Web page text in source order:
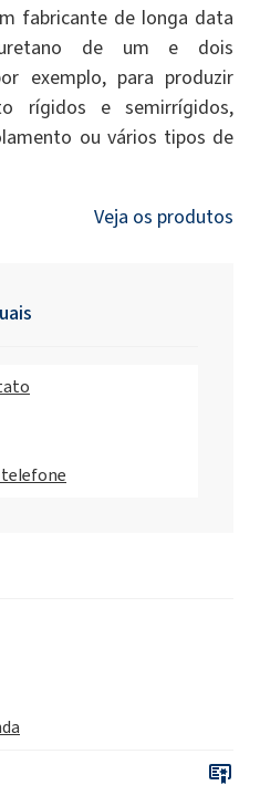
fabricante de longa data
de um e dois
exemplo, para produzir
rígidos e semirrígidos,
ou vários tipos de
Veja os produtos
telefone